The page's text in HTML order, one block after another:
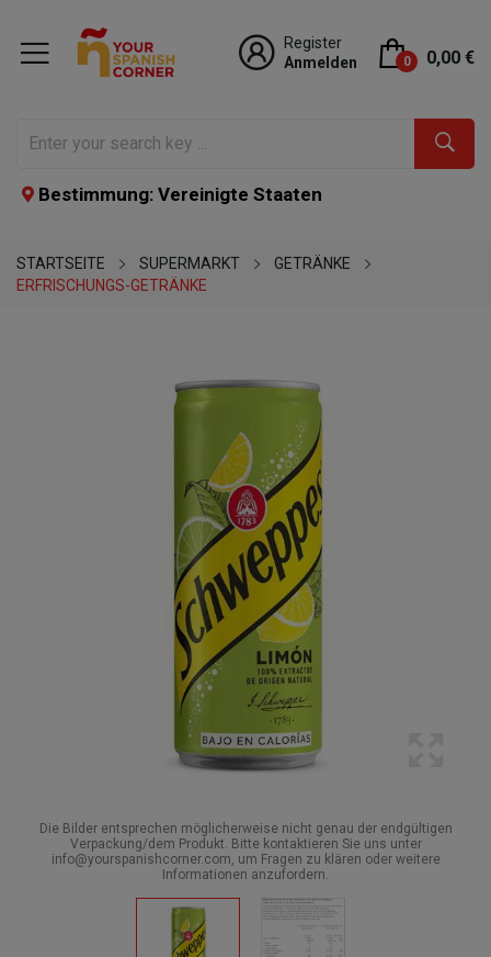
Register
Anmelden
0 0,00 €
Bestimmung: Vereinigte Staaten
STARTSEITE SUPERMARKT
GETRÄNKE
ERFRISCHUNGS-GETRÄNKE
Die Bilder entsprechen möglicherweise nicht genau der endgültigen
Verpackung/dem Produkt. Bitte kontaktieren Sie uns unter
info@yourspanishcorner.com, um Fragen zu klären oder weitere
Informationen anzufordern.